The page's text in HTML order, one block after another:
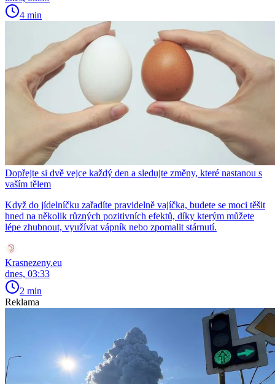
4 min
Dopřejte si dvě vejce každý den a sledujte změny, které nastanou s
vaším tělem
Když do jídelníčku zařadíte pravidelně vajíčka, budete se moci těšit
hned na několik různých pozitivních efektů, díky kterým můžete
lépe zhubnout, využívat vápník nebo zpomalit stárnutí.
Krasnezeny.eu
dnes, 03:33
2 min
Reklama